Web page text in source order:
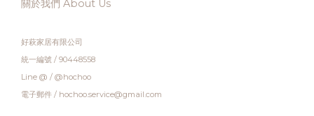
關於我們 About Us
好萩家居有限公司
統一編號 / 90448558
Line @ / @hochoo
電子郵件 / hochoo.service@gmail.com